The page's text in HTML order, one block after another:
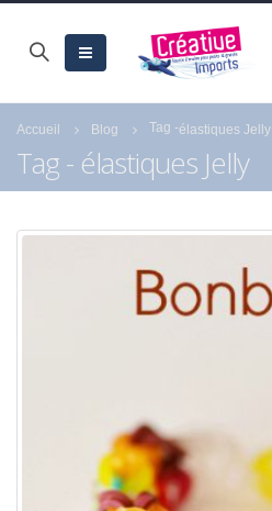
Accueil Blog Tag -élastiques Jelly
Tag - élastiques Jelly
Nouveautés CARTONIC®
28 mai 2026
-25% sur tout le site pour
préparer la fête des